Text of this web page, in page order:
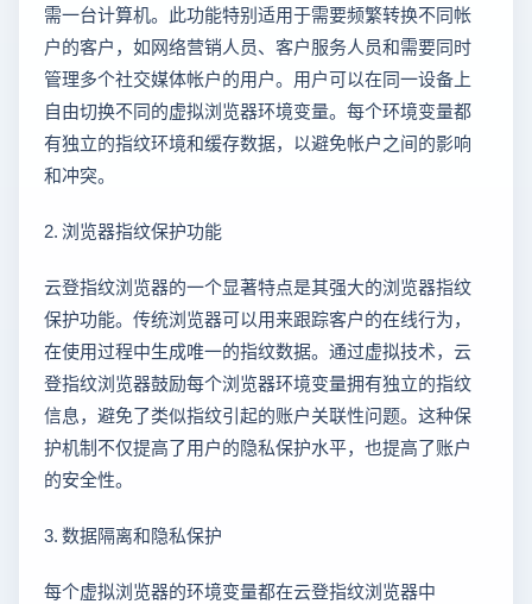
需一台计算机。此功能特别适用于需要频繁转换不同帐
户的客户，如网络营销人员、客户服务人员和需要同时
管理多个社交媒体帐户的用户。用户可以在同一设备上
自由切换不同的虚拟浏览器环境变量。每个环境变量都
有独立的指纹环境和缓存数据，以避免帐户之间的影响
和冲突。
2. 浏览器指纹保护功能
云登指纹浏览器的一个显著特点是其强大的浏览器指纹
保护功能。传统浏览器可以用来跟踪客户的在线行为，
在使用过程中生成唯一的指纹数据。通过虚拟技术，云
登指纹浏览器鼓励每个浏览器环境变量拥有独立的指纹
信息，避免了类似指纹引起的账户关联性问题。这种保
护机制不仅提高了用户的隐私保护水平，也提高了账户
的安全性。
3. 数据隔离和隐私保护
每个虚拟浏览器的环境变量都在云登指纹浏览器中